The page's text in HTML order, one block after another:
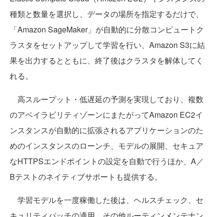
種類と数量を選択し、データの場所を指定するだけで、
「Amazon SageMaker」が自動的に分散コンピュートク
ラスタをセットアップして学習を行い、Amazon S3に結
果を出力するとともに、終了後はクラスタを解体してく
れる。
高スループット・低遅延の予測を実現しており、複数
のアベイラビリティゾーンにまたがってAmazon EC2イ
ンスタンスが自動的に拡張されるアプリケーションのた
めのインスタンスのローンチ、モデルの展開、セキュア
なHTTPSエンドポイントの設定を自動で行うほか、A／
Bテストのネイティブサポートも提供する。
学習モデルを一度稼働した後は、ヘルスチェック、セ